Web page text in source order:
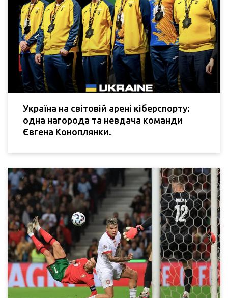
Україна на світовій арені кіберспорту:
одна нагорода та невдача команди
Євгена Коноплянки.